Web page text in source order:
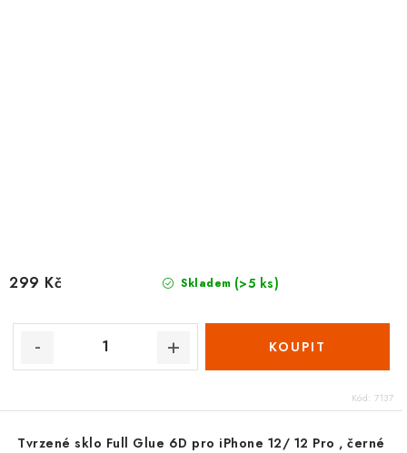
Skladem (>5 ks)
299 Kč
Kód: 7137
Tvrzené sklo Full Glue 6D pro iPhone 12/ 12 Pro , černé